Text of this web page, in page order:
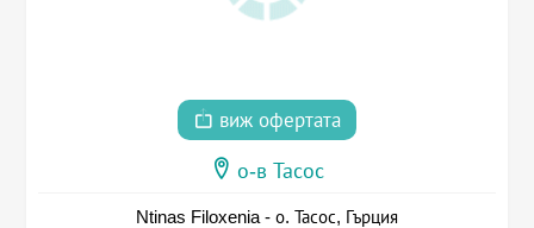
виж офертата
о-в Тасос
Ntinas Filoxenia - о. Тасос, Гърция